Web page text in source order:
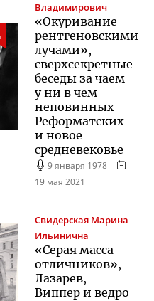
Владимирович
«Окуривание
рентгеновскими
лучами»,
сверхсекретные
беседы за чаем
у ни в чем
неповинных
Реформатских
и новое
средневековье
9 января 1978
19 мая 2021
Свидерская Марина
Ильинична
«Серая масса
отличников»,
Лазарев,
Виппер и ведро